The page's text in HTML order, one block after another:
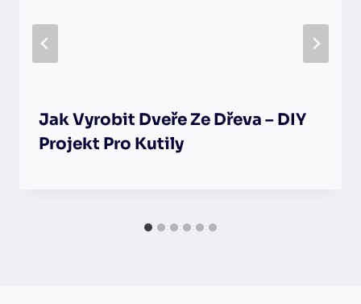
Jak Vyrobit Dveře Ze Dřeva – DIY
Projekt Pro Kutily